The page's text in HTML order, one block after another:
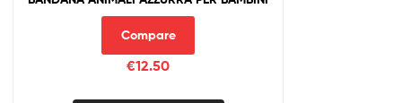
Compare
€12.50